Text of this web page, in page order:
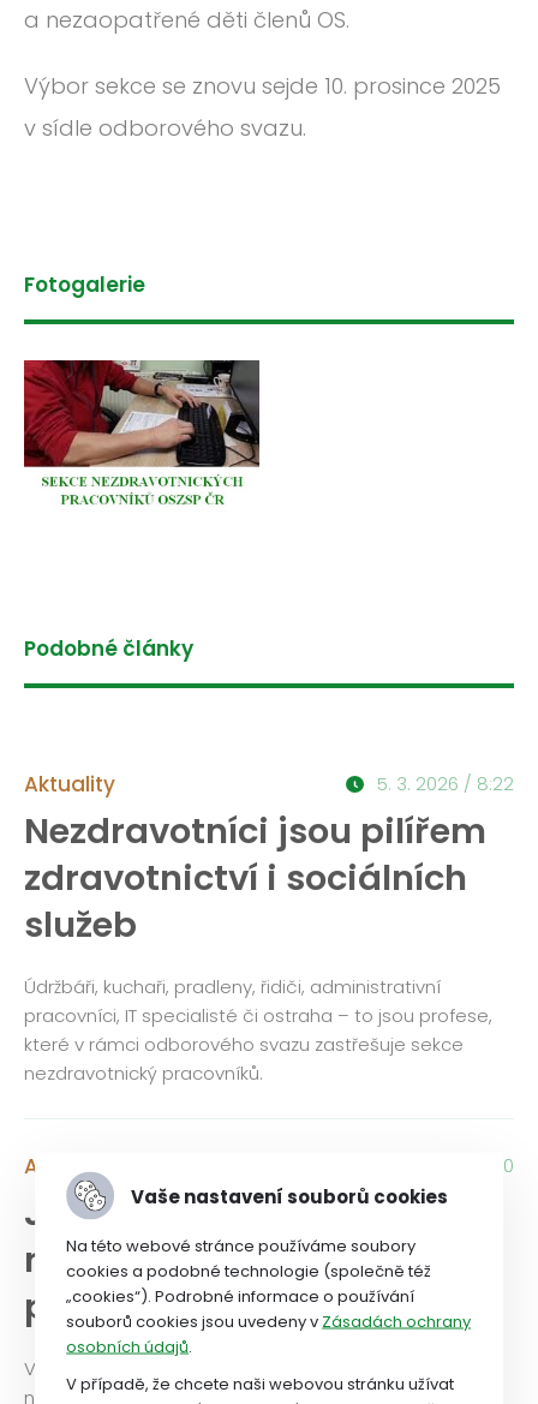
a nezaopatřené děti členů OS.
Výbor sekce se znovu sejde 10. prosince 2025
v sídle odborového svazu.
Fotogalerie
Podobné články
Aktuality 5. 3. 2026 / 8:22
Nezdravotníci jsou pilířem
zdravotnictví i sociálních
služeb
Údržbáři, kuchaři, pradleny, řidiči, administrativní
pracovníci, IT specialisté či ostraha – to jsou profese,
které v rámci odborového svazu zastřešuje sekce
nezdravotnický pracovníků.
Aktuality 2. 12. 2024 / 21:20
Jednání sekce
nezdravotnických
pracovníků
V pátek 1. listopadu 2024 se v Praze sešla sekce
nezdravotnických pracovníků.
Vaše nastavení souborů cookies
Na této webové stránce používáme soubory
cookies a podobné technologie (společně též
„cookies“). Podrobné informace o používání
souborů cookies jsou uvedeny v Zásadách ochrany
osobních údajů.
V případě, že chcete naši webovou stránku užívat